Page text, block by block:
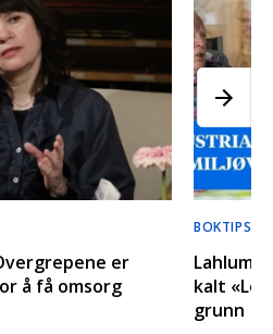
er
å få omsorg
BOKTIPS
Lahlum
kalt
grunn